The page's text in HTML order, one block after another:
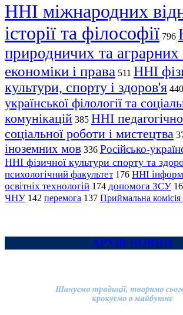
ННІ міжнародних
історії та філософії 796
природничих та аграрних
економіки і права 511 ННІ
культури, спорту і здоров'я 440
української філології та
комунікацій 385 ННІ
соціальної роботи і мистецтва
іноземних мов 336 Російсько-
ННІ фізичної культури спорту та
психологічний факультет 176 ННІ
освітніх технологій 174 допомога ЗСУ
ЧНУ 142 перемога 137 Приймальна
АРХІВ НОВИН